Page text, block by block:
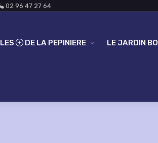
02 96 47 27 64
LES DE LA PEPINIERE LE JARDIN